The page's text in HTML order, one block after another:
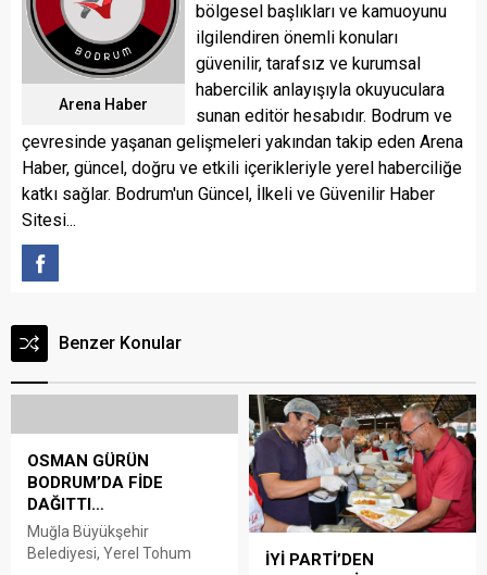
Arena Haber
bölgesel başlıkları ve kamuoyunu
ilgilendiren önemli konuları
güvenilir, tarafsız ve kurumsal
habercilik anlayışıyla okuyuculara
sunan editör hesabıdır. Bodrum ve
çevresinde yaşanan gelişmeleri yakından takip eden Arena
Haber, güncel, doğru ve etkili içerikleriyle yerel haberciliğe
katkı sağlar. Bodrum'un Güncel, İlkeli ve Güvenilir Haber
Sitesi...
Benzer Konular
OSMAN GÜRÜN
BODRUM’DA FİDE
DAĞITTI…
Muğla Büyükşehir
Belediyesi, Yerel Tohum
İYİ PARTİ’DEN